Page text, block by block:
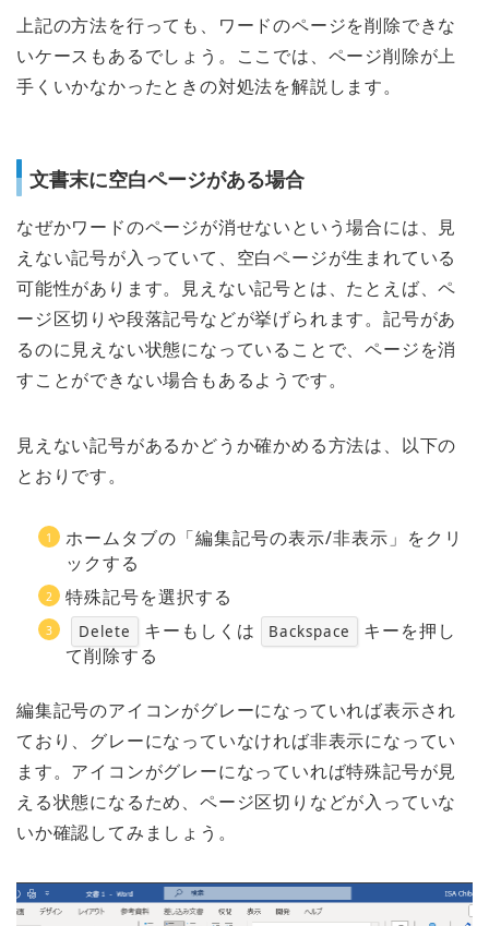
上記の方法を行っても、ワードのページを削除できな
いケースもあるでしょう。ここでは、ページ削除が上
手くいかなかったときの対処法を解説します。
文書末に空白ページがある場合
なぜかワードのページが消せないという場合には、見
えない記号が入っていて、空白ページが生まれている
可能性があります。見えない記号とは、たとえば、ペ
ージ区切りや段落記号などが挙げられます。記号があ
るのに見えない状態になっていることで、ページを消
すことができない場合もあるようです。
見えない記号があるかどうか確かめる方法は、以下の
とおりです。
ホームタブの「編集記号の表示/非表示」をクリ
ックする
特殊記号を選択する
Delete キーもしくは Backspace
キーを押し
て削除する
編集記号のアイコンがグレーになっていれば表示され
ており、グレーになっていなければ非表示になってい
ます。アイコンがグレーになっていれば特殊記号が見
える状態になるため、ページ区切りなどが入っていな
いか確認してみましょう。